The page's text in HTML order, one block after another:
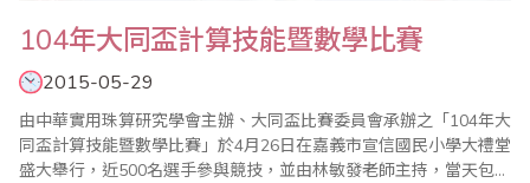
104年大同盃計算技能暨數學比賽
2015-05-29
由中華實用珠算研究學會主辦、大同盃比賽委員會承辦之「104年大
同盃計算技能暨數學比賽」於4月26日在嘉義市宣信國民小學大禮堂
盛大舉行，近500名選手參與競技，並由林敏發老師主持，當天包括